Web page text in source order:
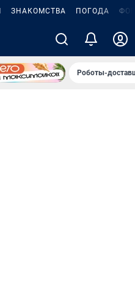
ЗНАКОМСТВА ПОГОДА
Роботы-